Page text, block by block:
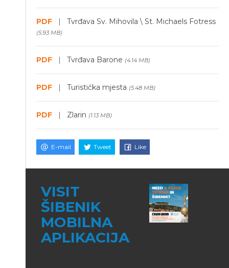
PDF | Tvrđava Sv. Mihovila \ St. Michaels Fotress
(5.93 MB)
PDF | Tvrđava Barone (4.14 MB)
PDF | Turistička mjesta (5.48 MB)
PDF | Zlarin (1.13 MB)
E-mail Tweet Like
VISIT
ŠIBENIK
MOBILNA
APLIKACIJA